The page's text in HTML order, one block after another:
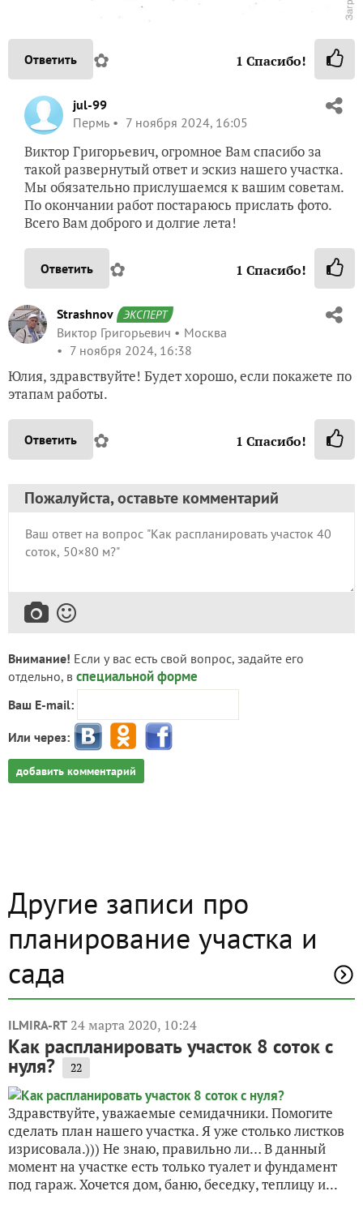
Ответить ✿ 1 Спасибо!
jul-99
Пермь
7 ноября 2024, 16:05
Виктор Григорьевич, огромное Вам спасибо за
такой развернутый ответ и эскиз нашего участка.
Мы обязательно прислушаемся к вашим советам.
По окончании работ постараюсь прислать фото.
Всего Вам доброго и долгие лета!
Ответить ✿ 1 Спасибо!
Strashnov ЭКСПЕРТ
Виктор Григорьевич
Москва
7 ноября 2024, 16:38
Юлия, здравствуйте! Будет хорошо, если покажете по
этапам работы.
Ответить ✿ 1 Спасибо!
Пожалуйста, оставьте комментарий
Внимание! Если у вас есть свой вопрос, задайте его
отдельно, в специальной форме
Ваш E-mail:
Или через:
добавить комментарий
Другие записи про
планирование участка и
сада
ILMIRA-RT 24 марта 2020, 10:24
Как распланировать участок 8 соток с
нуля? 22
Здравствуйте, уважаемые семидачники. Помогите
сделать план нашего участка. Я уже столько листков
изрисовала.))) Не знаю, правильно ли… В данный
момент на участке есть только туалет и фундамент
под гараж. Хочется дом, баню, беседку, теплицу и...